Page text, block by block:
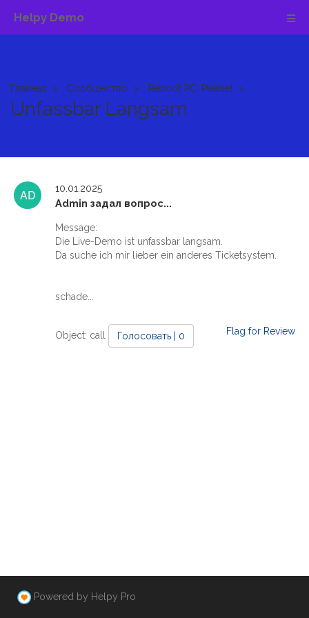
Helpy Demo
Главная Сообщество Reboot PC, Please!
Unfassbar Langsam
10.01.2025
Admin задал вопрос...
Message:
Die Live-Demo ist unfassbar langsam.
Da suche ich mir lieber ein anderes Ticketsystem.
schade...
Object: call Голосовать | 0 Flag for Review
Powered by Helpy Pro